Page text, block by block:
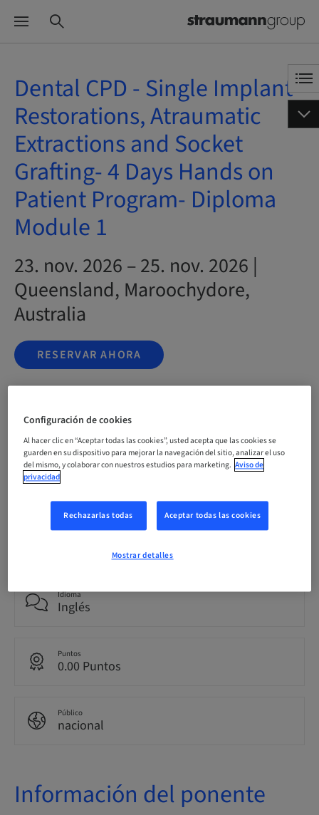
Dental CPD - Single Implant
Restorations, Atraumatic
Extractions and Socket
Grafting- 4 Days Hands on
Patient Program- Diploma
Module 1
23. nov. 2026 – 25. nov. 2026 |
Queensland, Maroochydore,
Australia
RESERVAR AHORA
Estado
reservable
Fecha límite de registro
20. nov. 2026 (UTC+1)
AUD 9995.00
Idioma
Inglés
Puntos
0.00 Puntos
Público
nacional
Información del ponente
Configuración de cookies
Al hacer clic en “Aceptar todas las cookies”, usted acepta que las cookies se
guarden en su dispositivo para mejorar la navegación del sitio, analizar el uso
del mismo, y colaborar con nuestros estudios para marketing. Aviso de
privacidad
Rechazarlas todas Aceptar todas las cookies
Mostrar detalles